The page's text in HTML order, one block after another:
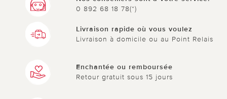
0 892 68 18 78(*)
Livraison rapide où vous voulez
Livraison à domicile ou au Point Relais
Enchantée ou remboursée
Retour gratuit sous 15 jours